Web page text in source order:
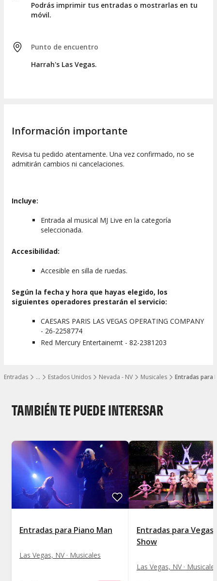
…
Mostrar todos los niveles
Entradas Estados Unidos Nevada - NV Musicales Entradas para
Podrás imprimir tus entradas o mostrarlas en tu
móvil.
Punto de encuentro
Harrah's Las Vegas.
Información importante
Revisa tu pedido atentamente. Una vez confirmado, no se
admitirán cambios ni cancelaciones.
Incluye:
Entrada al musical MJ Live en la categoría
seleccionada.
Accesibilidad:
Accesible en silla de ruedas.
Según la fecha y hora que hayas elegido, los
siguientes operadores prestarán el servicio:
CAESARS PARIS LAS VEGAS OPERATING COMPANY
- 26-2258774
Red Mercury Entertainemt - 82-2381203
TAMBIÉN TE PUEDE INTERESAR
Entradas para Piano Man
Las Vegas, NV · Musicales
Entradas para
Show
Las Vegas, NV ·